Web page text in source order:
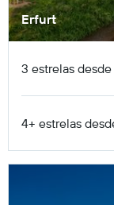
Erfurt
3 estrelas desde
4+ estrelas